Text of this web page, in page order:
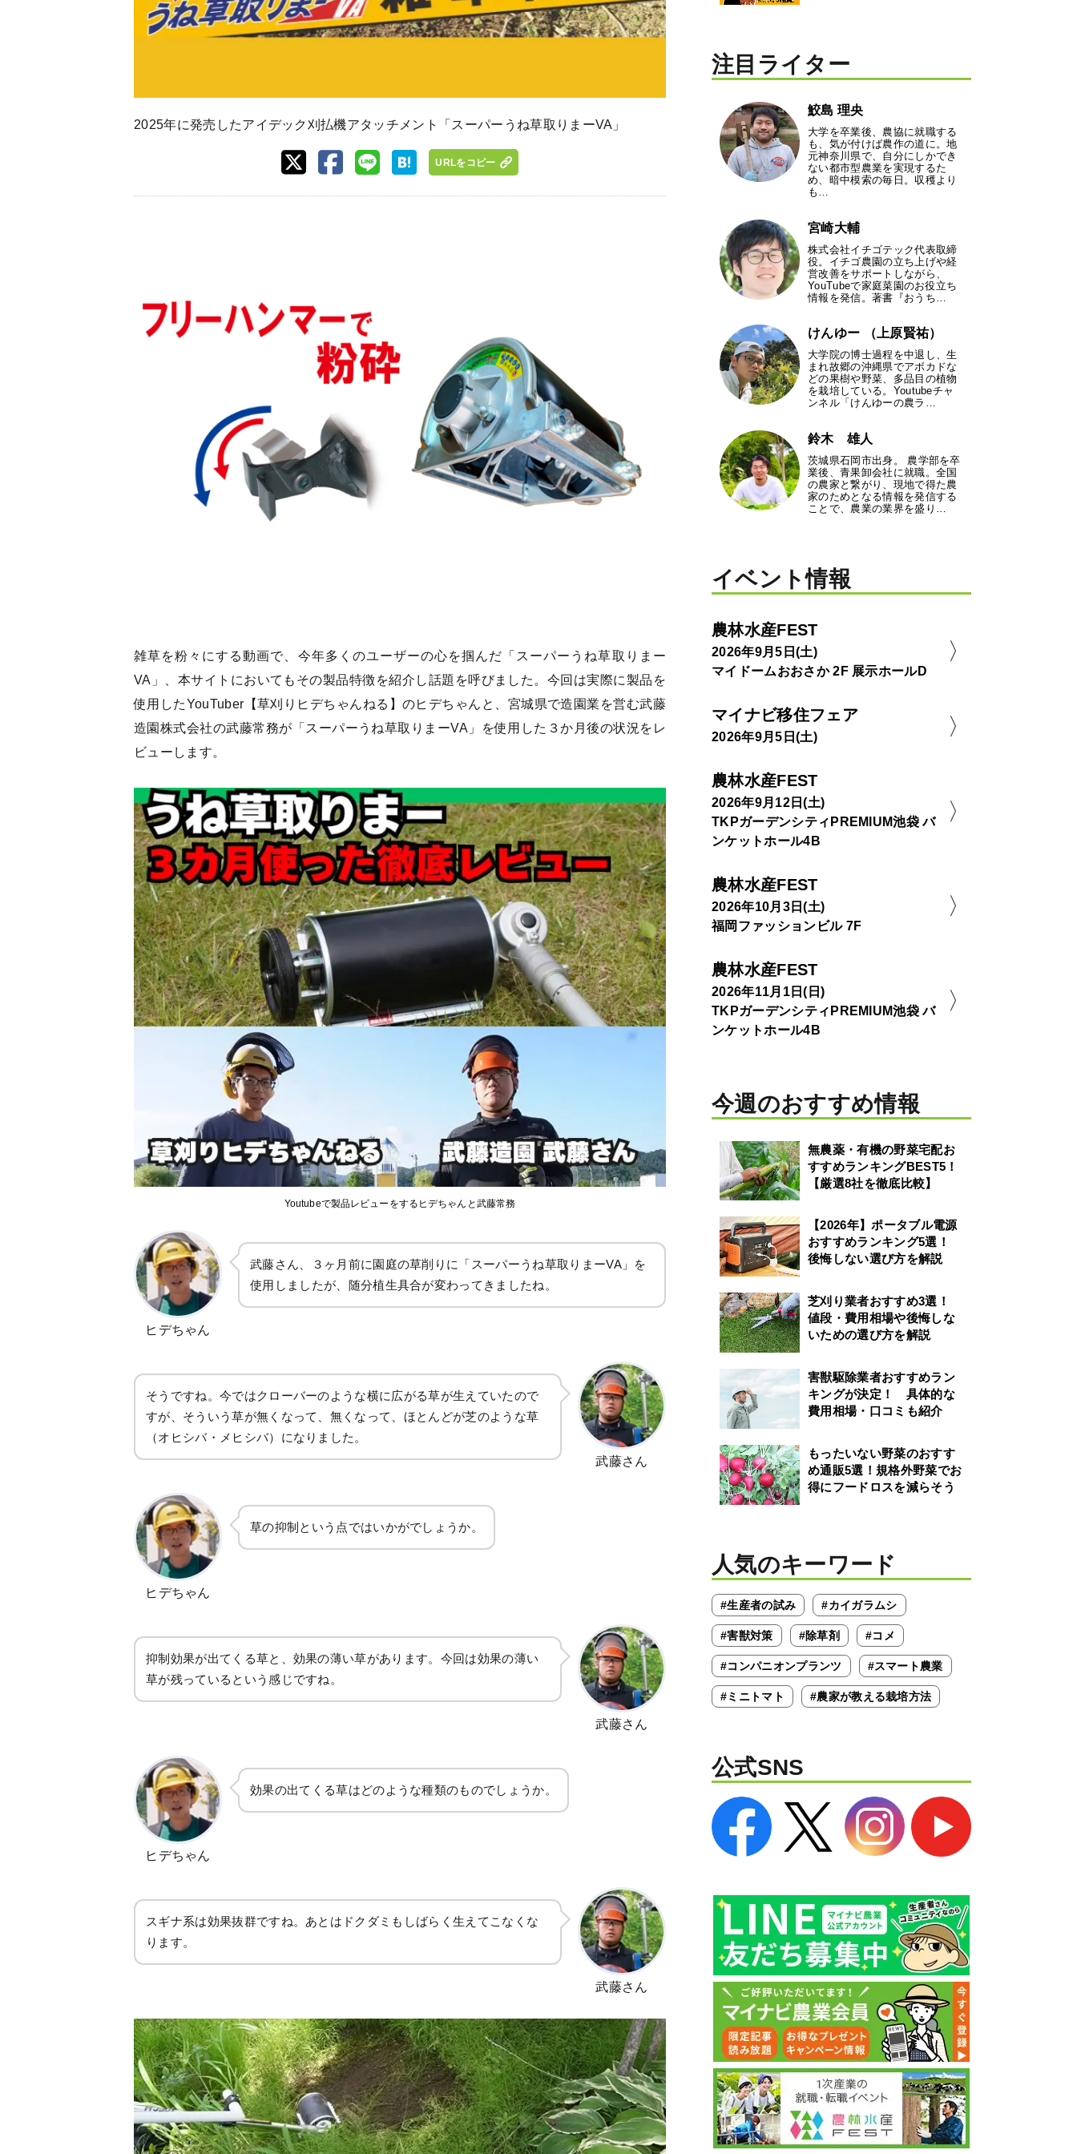
2025年に発売したアイデック刈払機アタッチメント「スーパーうね草取りまーVA」
URLをコピー
雑草を粉々にする動画で、今年多くのユーザーの心を掴んだ「スーパーうね草取りまー
VA」、本サイトにおいてもその製品特徴を紹介し話題を呼びました。今回は実際に製品を
使用したYouTuber【草刈りヒデちゃんねる】のヒデちゃんと、宮城県で造園業を営む武藤
造園株式会社の武藤常務が「スーパーうね草取りまーVA」を使用した３か月後の状況をレ
ビューします。
Youtubeで製品レビューをするヒデちゃんと武藤常務
ヒデちゃん
武藤さん、３ヶ月前に園庭の草削りに「スーパーうね草取りまーVA」を
使用しましたが、随分植生具合が変わってきましたね。
そうですね。今ではクローバーのような横に広がる草が生えていたので
すが、そういう草が無くなって、無くなって、ほとんどが芝のような草
（オヒシバ・メヒシバ）になりました。
武藤さん
ヒデちゃん
草の抑制という点ではいかがでしょうか。
抑制効果が出てくる草と、効果の薄い草があります。今回は効果の薄い
草が残っているという感じですね。
武藤さん
ヒデちゃん
効果の出てくる草はどのような種類のものでしょうか。
スギナ系は効果抜群ですね。あとはドクダミもしばらく生えてこなくな
ります。
武藤さん
注目ライター
鮫島 理央
大学を卒業後、農協に就職する
も、気が付けば農作の道に。地
元神奈川県で、自分にしかでき
ない都市型農業を実現するた
め、暗中模索の毎日。収穫より
も…
宮崎大輔
株式会社イチゴテック代表取締
役。イチゴ農園の立ち上げや経
営改善をサポートしながら、
YouTubeで家庭菜園のお役立ち
情報を発信。著書『おうち…
けんゆー （上原賢祐）
大学院の博士過程を中退し、生
まれ故郷の沖縄県でアボカドな
どの果樹や野菜、多品目の植物
を栽培している。Youtubeチャ
ンネル「けんゆーの農ラ…
鈴木 雄人
茨城県石岡市出身。 農学部を卒
業後、青果卸会社に就職。全国
の農家と繋がり、現地で得た農
家のためとなる情報を発信する
ことで、農業の業界を盛り…
イベント情報
農林水産FEST
2026年9月5日(土)
マイドームおおさか 2F 展示ホールD
マイナビ移住フェア
2026年9月5日(土)
農林水産FEST
2026年9月12日(土)
TKPガーデンシティPREMIUM池袋 バ
ンケットホール4B
農林水産FEST
2026年10月3日(土)
福岡ファッションビル 7F
農林水産FEST
2026年11月1日(日)
TKPガーデンシティPREMIUM池袋 バ
ンケットホール4B
今週のおすすめ情報
無農薬・有機の野菜宅配お
すすめランキングBEST5！
【厳選8社を徹底比較】
【2026年】ポータブル電源
おすすめランキング5選！
後悔しない選び方を解説
芝刈り業者おすすめ3選！
値段・費用相場や後悔しな
いための選び方を解説
害獣駆除業者おすすめラン
キングが決定！ 具体的な
費用相場・口コミも紹介
もったいない野菜のおすす
め通販5選！規格外野菜でお
得にフードロスを減らそう
人気のキーワード
#生産者の試み #カイガラムシ
#害獣対策 #除草剤 #コメ
#コンパニオンプランツ #スマート農業
#ミニトマト #農家が教える栽培方法
公式SNS